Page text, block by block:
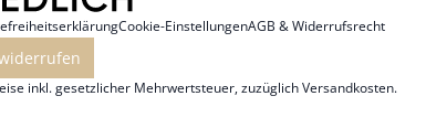
Cookie-EinstellungenAGB & Widerrufsrecht
inkl. gesetzlicher Mehrwertsteuer, zuzüglichVersandkosten.